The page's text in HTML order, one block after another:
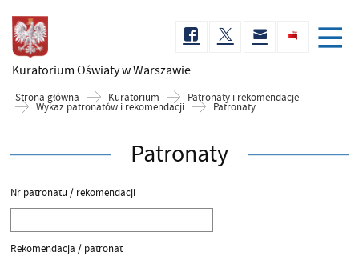
Kuratorium Oświatyw Warszawie
Strona główna Kuratorium Patronaty i rekomendacje
Wykaz patronatów i rekomendacji Patronaty
Patronaty
Nr patronatu / rekomendacji
Rekomendacja / patronat